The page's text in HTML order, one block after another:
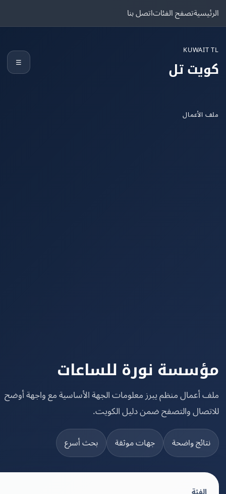
تصفح الفئاتاتصل بنا
تل
نورة للساعات
منظم يبرز معلومات الجهة الأساسية مع واجهة أوضح
والتصفح ضمن دليل الكويت.
واضحة جهات موثقة بحث أسرع